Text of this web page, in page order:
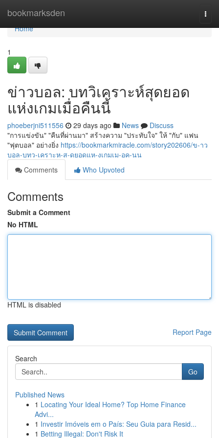
bookmarksden
Home
Home
1
ข่าวบอล: บทวิเคราะห์สุดยอด
แห่งเกมเมื่อคืนนี้
phoeberjni511556 29 days ago News
Discuss
"การแข่งขัน" "คืนที่ผ่านมา" สร้างความ "ประทับใจ" ให้ "กับ" แฟน
"ฟุตบอล" อย่างยิ่ง https://bookmarkmiracle.com/story202606/ข-าว
บอล-บทว-เคราะห-ส-ดยอดแห-งเกมเม-อค-นน
Comments
Who Upvoted
Comments
Submit a Comment
No HTML
HTML is disabled
Report Page
Search
Go
Published News
1 Locating Your Ideal Home? Top Home Finance
Advi...
1 Investir Imóveis em o País: Seu Guia para Resid...
1 Betting Illegal: Don't Risk It